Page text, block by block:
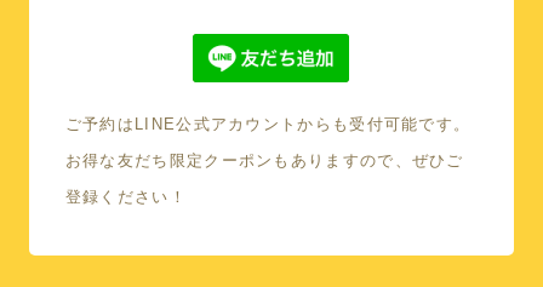
ご予約はLINE公式アカウントからも受付可能です。
お得な友だち限定クーポンもありますので、ぜひご
登録ください！
本館